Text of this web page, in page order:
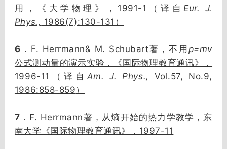
用，《大学物理》， 1991-1 （译自 Eur. J.
Phys., 1986(7):130-131 ）
6 ． F. Herrmann& M. Schubart著，不用 p=mv
公式测动量的演示实验，《国际物理教育通讯》，
1996-11 （译自 Am. J. Phys.,
Vol.57, No.9,
1986:858-859）
7 ． F. Herrmann著，从熵开始的热力学教学，东
南大学《国际物理教育通讯》， 1997-11